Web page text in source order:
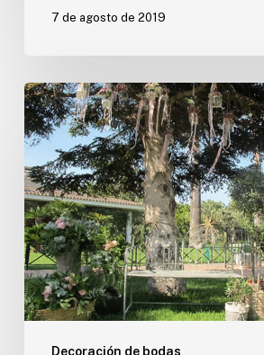
7 de agosto de 2019
Decoración de bodas
Ideas
ecofriendly
para
tener
una
boda
respetuosa
con
el
medio
ambiente